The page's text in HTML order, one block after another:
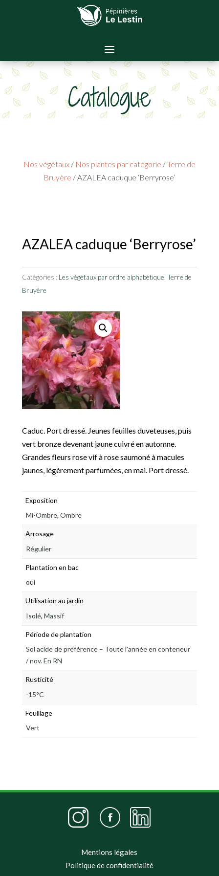
Catalogue
Nos végétaux/ Nos plantes par catégorie /Terre de
Bruyère / AZALEA caduque ‘Berryrose’
AZALEA caduque ‘Berryrose’
Catégories : Les végétaux par ordre alphabétique Terre de
Bruyère
Caduc. Port dressé. Jeunes feuilles duveteuses, puis
vert bronze devenant jaune cuivré en automne.
Grandes fleurs rose vif à rose saumoné à macules
jaunes, légèrement parfumées, en mai. Port dressé.
Exposition
Mi-Ombre,Ombre
Arrosage
Régulier
Plantation en bac
oui
Utilisation au jardin
Isolé, Massif
Période de plantation
Sol acide de préférence – Toute l'année en conteneur
/ nov. En RN
Rusticité
-15°C
Feuillage
Vert
Mentions légales
Politique de confidentialité